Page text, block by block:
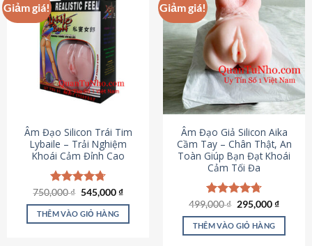
Giảm giá!
Âm Đạo Silicon Trái Tim
Lybaile – Trải Nghiệm
Khoái Cảm Đỉnh Cao
Được xếp
hạng4.70
5 sao
750,000₫ Giá
là:
750,000 ₫.
545,000₫Giá
tại
545,000 ₫.
THÊM VÀO GIỎ HÀNG
Giảm giá!
Âm Đạo Giả Silicon Aika
Cầm Tay – Chân Thật, An
Toàn Giúp Bạn Đạt Khoái
Cảm Tối Đa
Được xếp
hạng4.75
5 sao
499,000₫ Giá
là:
499,000 ₫.
295,000₫Giá
tại
THÊM VÀO GIỎ HÀNG